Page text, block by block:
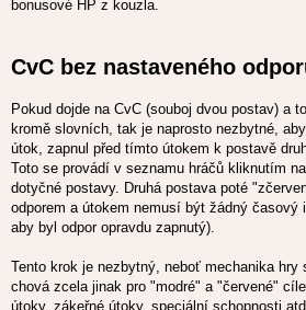
bonusové HP z kouzla.
CvC bez nastaveného
Pokud dojde na CvC (souboj dvou postav) a
kromě slovních, tak je naprosto nezbytné,
útok, zapnul před tímto útokem k postavě
Toto se provádí v seznamu hráčů kliknutím
dotyčné postavy. Druhá postava poté
odporem a útokem nemusí být žádný časový
aby byl odpor opravdu zapnutý).
Tento krok je nezbytný, neboť mechanika hry
chová zcela jinak pro "modré" a "červené"
útoky, zákeřné útoky, speciální schopnosti